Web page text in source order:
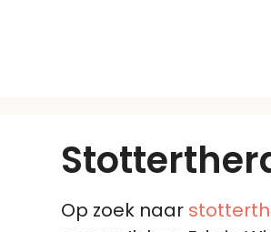
Op zoek naar